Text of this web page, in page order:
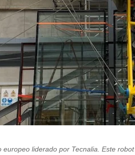
europeo liderado por Tecnalia. Este